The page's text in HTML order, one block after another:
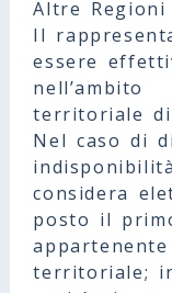
Altre Regioni
Il
essere
nell’ambito
territoriale di
Nel caso di
considera
posto il
territoriale;